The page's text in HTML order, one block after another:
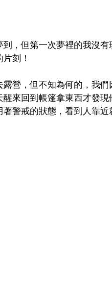
，但第一次夢裡的我沒
刻！
營，但不知為何的，我
醒來回到帳篷拿東西才發
警戒的狀態，看到人靠近